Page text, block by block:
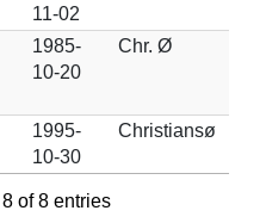
11-02
1985-
10-20
Chr. Ø
1995-
10-30
Christiansø
of 8 entries